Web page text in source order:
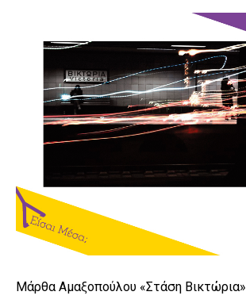
Μάρθα Αμαξοπούλου «Στάση Βικτώρια»